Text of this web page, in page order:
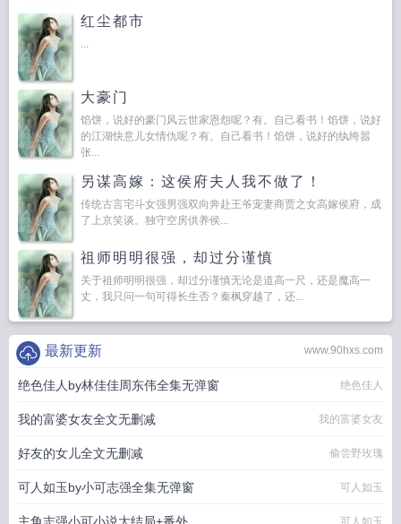
红尘都市
...
大豪门
馅饼，说好的豪门风云世家恩怨呢？有。自己看书！馅饼，说好
的江湖快意儿女情仇呢？有。自己看书！馅饼，说好的纨绔嚣
张...
另谋高嫁：这侯府夫人我不做了！
传统古言宅斗女强男强双向奔赴王爷宠妻商贾之女高嫁侯府，成
了上京笑谈。独守空房供养侯...
祖师明明很强，却过分谨慎
关于祖师明明很强，却过分谨慎无论是道高一尺，还是魔高一
丈，我只问一句可得长生否？秦枫穿越了，还...
www.90hxs.com
最新更新
绝色佳人by林佳佳周东伟全集无弹窗 绝色佳人
我的富婆女友全文无删减 我的富婆女友
好友的女儿全文无删减 偷尝野玫瑰
可人如玉by小可志强全集无弹窗 可人如玉
可人如玉